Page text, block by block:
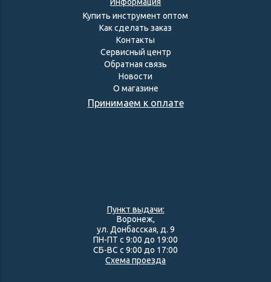
Купить инструмент оптом
Как сделать заказ
Контакты
Сервисный центр
Обратная связь
Новости
О магазине
Принимаем к оплате
Пункт выдачи:
Воронеж,
ул. Донбасская, д. 9
ПН-ПТ с 9:00 до 19:00
СБ-ВС с 9:00 до 17:00
Схема проезда